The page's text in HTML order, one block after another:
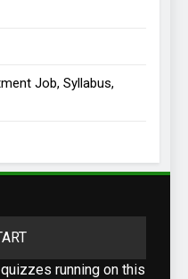
Job, Syllabus,
running on this